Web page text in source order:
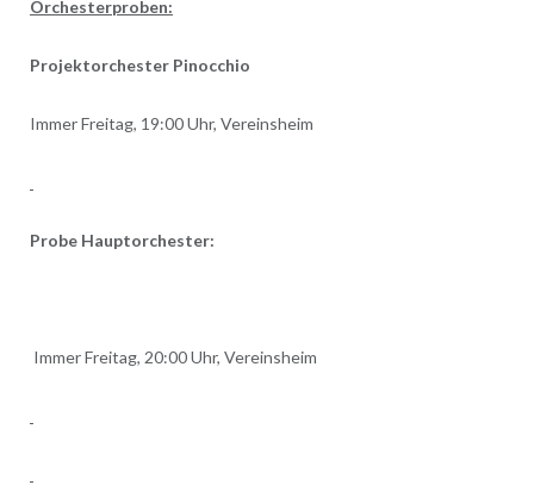
Orchesterproben:
Projektorchester Pinocchio
Immer Freitag, 19:00 Uhr, Vereinsheim
Probe Hauptorchester:
Immer Freitag, 20:00 Uhr, Vereinsheim